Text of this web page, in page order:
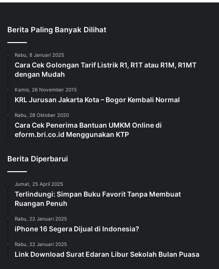
Berita Paling Banyak Dilihat
Rabu, 8 Januari 2025
Cara Cek Golongan Tarif Listrik R1, R1T atau R1M, R1MT
dengan Mudah
Kamis, 26 November 2015
KRL Jurusan Jakarta Kota – Bogor Kembali Normal
Rabu, 28 Oktober 2020
Cara Cek Penerima Bantuan UMKM Online di
eform.bri.co.id Menggunakan KTP
Berita Diperbarui
Jumat, 25 April 2025
Terlindungi: Simpan Buku Favorit Tanpa Membuat
Ruangan Penuh
Rabu, 22 Januari 2025
iPhone 16 Segera Dijual di Indonesia?
Rabu, 22 Januari 2025
Link Download Surat Edaran Libur Sekolah Bulan Puasa